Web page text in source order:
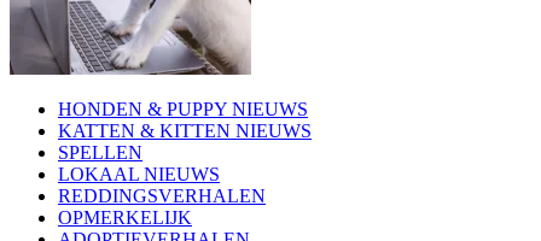
HONDEN & PUPPY NIEUWS
KATTEN & KITTEN NIEUWS
SPELLEN
LOKAAL NIEUWS
REDDINGSVERHALEN
OPMERKELIJK